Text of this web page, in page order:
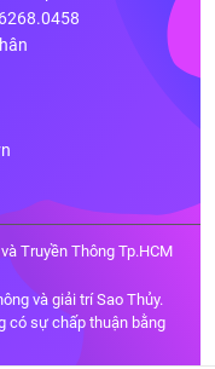
Truyền Thông Tp.HCM
và giải trí Sao Thủy.
có sự chấp thuận bằng